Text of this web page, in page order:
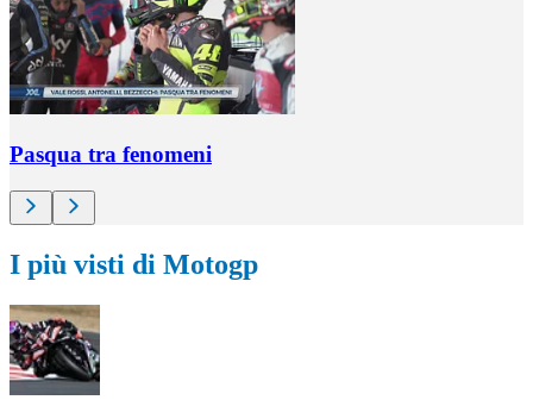
Pasqua tra fenomeni
I più visti di Motogp